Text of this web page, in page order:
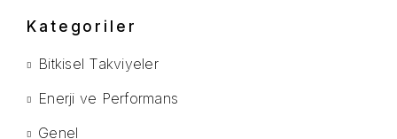
Kategoriler
Bitkisel Takviyeler
Enerji ve Performans
Genel